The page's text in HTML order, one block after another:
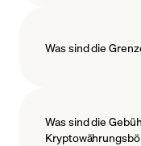
Was sind die
Was sind die